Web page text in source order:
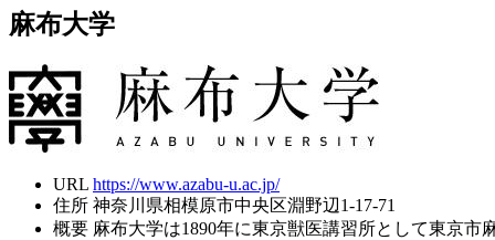
麻布大学
URL https://www.azabu-u.ac.jp/
住所 神奈川県相模原市中央区淵野辺1-17-71
概要 麻布大学は1890年に東京獣医講習所として東京市